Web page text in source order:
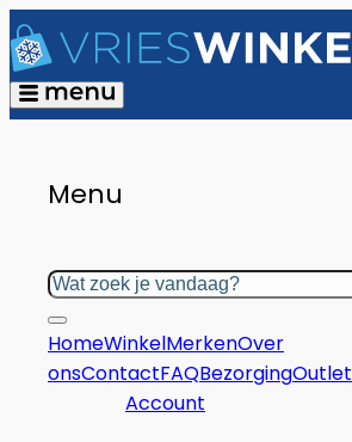
Menu
Zoeken
HomeWinkelMerkenOver
onsContactFAQBezorgingOutlet
Account